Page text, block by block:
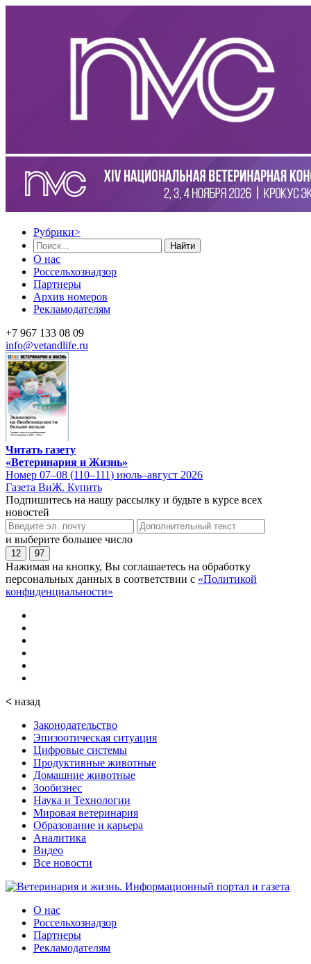
Рубрики>
Найти
О нас
Россельхознадзор
Партнеры
Архив номеров
Рекламодателям
+7 967 133 08 09
info@vetandlife.ru
Читать газету
«Ветеринария и Жизнь»
Номер 07–08 (110–111) июль–август 2026
Газета ВиЖ. Купить
Подпишитесь на нашу рассылку и будьте в курсе всех
новостей
и выберите большее число
12 97
Нажимая на кнопку, Вы соглашаетесь на обработку
персональных данных в соответствии с «Политикой
конфиденциальности»
< назад
Законодательство
Эпизоотическая ситуация
Цифровые системы
Продуктивные животные
Домашние животные
Зообизнес
Наука и Технологии
Мировая ветеринария
Образование и карьера
Аналитика
Видео
Все новости
О нас
Россельхознадзор
Партнеры
Рекламодателям